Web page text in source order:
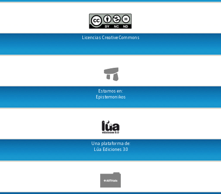
Licencias Creative Commons
Estamos en:
Epistemonikos
Una plataforma de:
Lúa Ediciones 3.0